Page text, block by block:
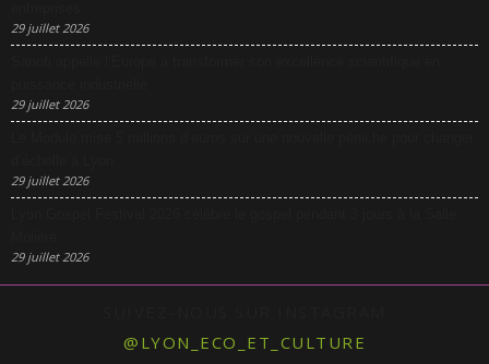
29 juillet 2026
29 juillet 2026
29 juillet 2026
29 juillet 2026
@LYON_ECO_ET_CULTURE